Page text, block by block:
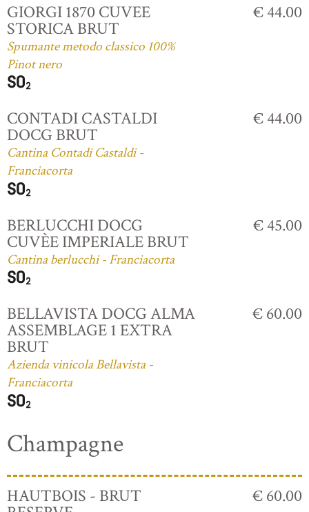
GIORGI 1870 CUVEE
STORICA BRUT
Spumante metodo classico 100%
Pinot nero
€ 44.00
CONTADI CASTALDI
DOCG BRUT
Cantina Contadi Castaldi -
Franciacorta
€ 44.00
BERLUCCHI DOCG
CUVÈE IMPERIALE BRUT
Cantina berlucchi - Franciacorta
€ 45.00
BELLAVISTA DOCG ALMA
ASSEMBLAGE 1 EXTRA
BRUT
Azienda vinicola Bellavista -
Franciacorta
€ 60.00
Champagne
HAUTBOIS - BRUT € 60.00